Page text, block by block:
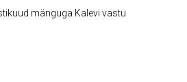
mänguga Kalevi vastu